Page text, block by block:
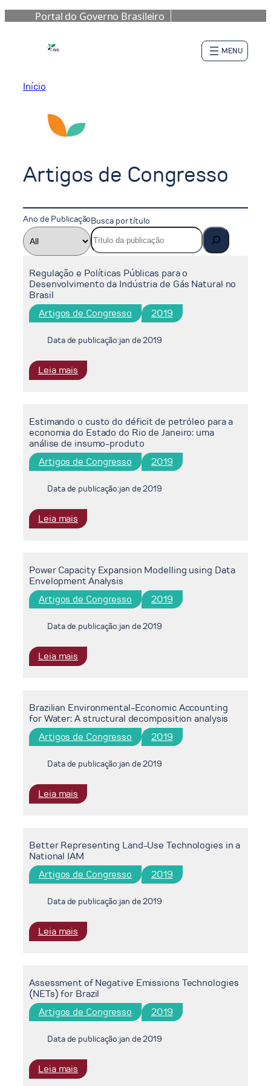
Portal do Governo Brasileiro
Início
Artigos de Congresso
Ano de PublicaçãoBusca por título
Regulação e Políticas Públicas para o
Desenvolvimento da Indústria de Gás Natural no
Brasil
Artigos de Congresso 2019
Data de publicação:jan de 2019
Leia mais
Regulação
Públicas
para
o
Desenvolvimento
Indústria
Gás
Natural
Estimando o custo do déficit de petróleo para a
economia do Estado do Rio de Janeiro: uma
análise de insumo-produto
Artigos de Congresso 2019
Data de publicação:jan de 2019
Leia mais
Estimando
do
déficit
de
petróleo
para
economia
do
Rio
de
Janeiro:
uma
análise
de
insumo-
produto
Power Capacity Expansion Modelling using Data
Envelopment Analysis
Artigos de Congresso 2019
Data de publicação:jan de 2019
Leia mais
Power
Modelling
using
Data
Envelopment
Analysis
Brazilian Environmental-Economic Accounting
for Water: A structural decomposition analysis
Artigos de Congresso 2019
Data de publicação:jan de 2019
Leia mais
Brazilian
Accounting
for
Water:
A
structural
analysis
Better Representing Land-Use Technologies in a
National IAM
Artigos de Congresso 2019
Data de publicação:jan de 2019
Leia mais
Better
Use
Technologies
in
a
National
Assessment of Negative Emissions Technologies
(NETs) for Brazil
Artigos de Congresso 2019
Data de publicação:jan de 2019
Leia mais
Assessment